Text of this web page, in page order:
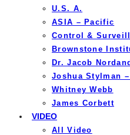
U.S. A.
ASIA – Pacific
Control &
Brownstone
Dr. Jacob
Joshua Stylman
Whitney Webb
James Corbett
VIDEO
All Video